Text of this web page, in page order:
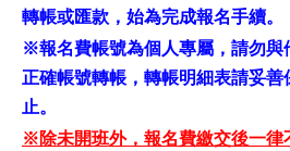
轉帳或匯款，始為完成報名手續。
※報名費帳號為個人專屬，請勿與
正確帳號轉帳，轉帳明細表請妥
止。
※除未開班外，報名費繳交後一律